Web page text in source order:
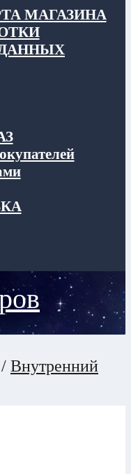
МАГАЗИНА
/ Внутренний